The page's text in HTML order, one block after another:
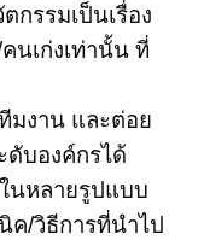
กรรมเป็นเรื่อง
นเก่งเท่านั้น ที่
มงาน และต่อย
บองค์กรได้
นหลายรูปแบบ
ค/วิธีการที่นำไป